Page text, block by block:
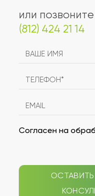
или
(812) 424 21 14
Согласен на